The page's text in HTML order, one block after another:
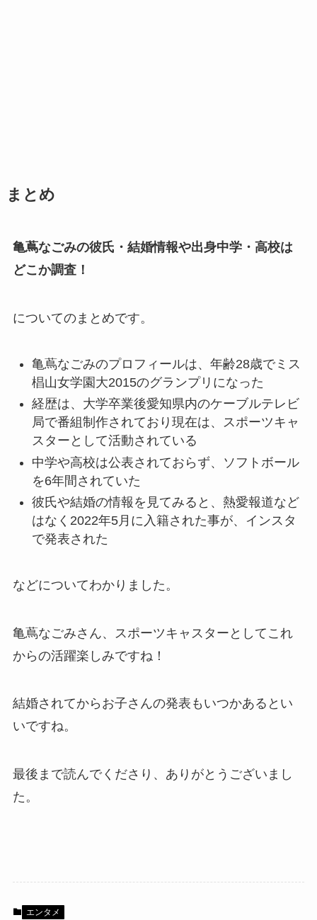
まとめ
亀蔦なごみの彼氏・結婚情報や出身中学・高校は
どこか調査！
についてのまとめです。
亀蔦なごみのプロフィールは、年齢28歳でミス
椙山女学園大2015のグランプリになった
経歴は、大学卒業後愛知県内のケーブルテレビ
局で番組制作されており現在は、スポーツキャ
スターとして活動されている
中学や高校は公表されておらず、ソフトボール
を6年間されていた
彼氏や結婚の情報を見てみると、熱愛報道など
はなく2022年5月に入籍された事が、インスタ
で発表された
などについてわかりました。
亀蔦なごみさん、スポーツキャスターとしてこれ
からの活躍楽しみですね！
結婚されてからお子さんの発表もいつかあるとい
いですね。
最後まで読んでくださり、ありがとうございまし
た。
エンタメ